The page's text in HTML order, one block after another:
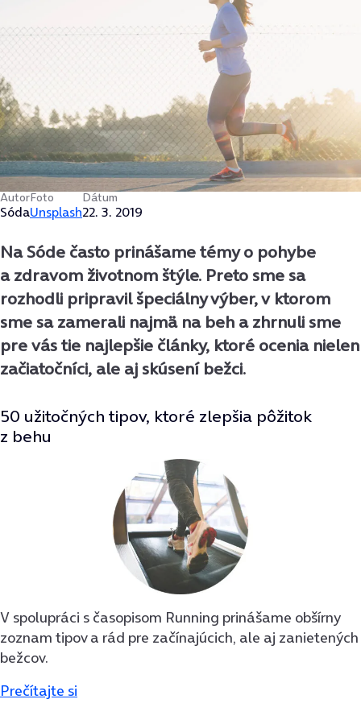
Autor
Sóda
Foto
Unsplash
Dátum
22. 3. 2019
Na Sóde často prinášame témy o pohybe
a zdravom životnom štýle. Preto sme sa
rozhodli pripravil špeciálny výber, v ktorom
sme sa zamerali najmä na beh a zhrnuli sme
pre vás tie najlepšie články, ktoré ocenia nielen
začiatočníci, ale aj skúsení bežci.
50 užitočných tipov, ktoré zlepšia pôžitok
z behu
V spolupráci s časopisom Running prinášame obšírny
zoznam tipov a rád pre začínajúcich, ale aj zanietených
bežcov.
Prečítajte si